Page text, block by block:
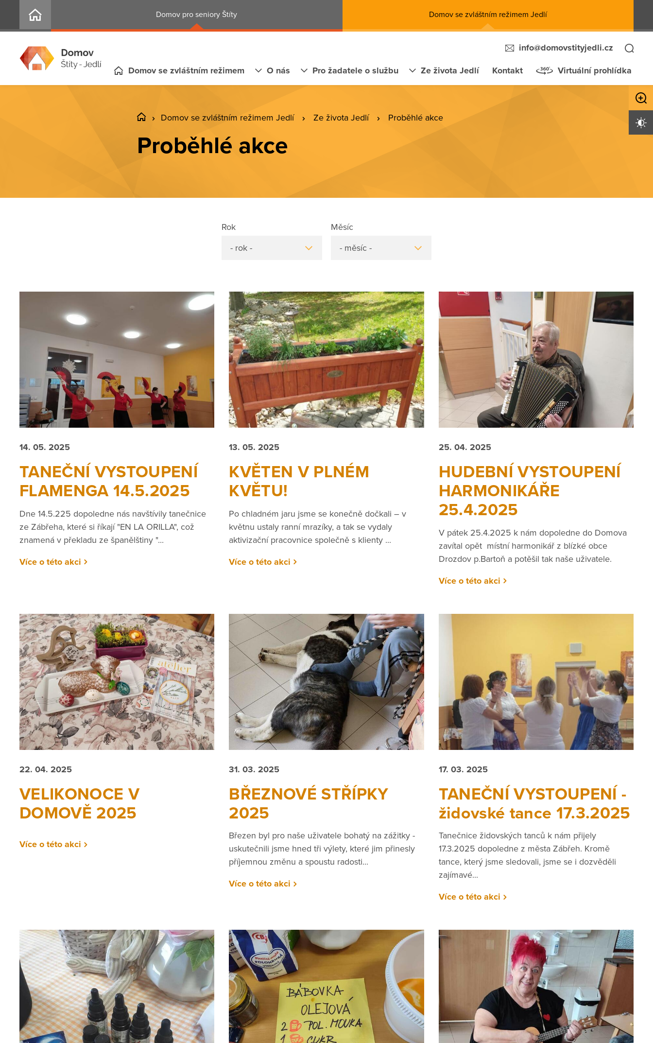
Domov pro seniory Štíty Domov se zvláštním režimem Jedlí
info@domovstityjedli.cz
Domov se zvláštním režimem O nás Pro žadatele o službu Ze života Jedlí Kontakt Virtuální prohlídka
Domov se zvláštním režimem Jedlí Ze života Jedlí Proběhlé akce
Proběhlé akce
Rok
- rok -
Měsíc
- měsíc -
14. 05. 2025
TANEČNÍ VYSTOUPENÍ
FLAMENGA 14.5.2025
Dne 14.5.225 dopoledne nás navštívily tanečnice
ze Zábřeha, které si říkají "EN LA ORILLA", což
znamená v překladu ze španělštiny "...
Více o této akci
13. 05. 2025
KVĚTEN V PLNÉM
KVĚTU!
Po chladném jaru jsme se konečně dočkali – v
květnu ustaly ranní mrazíky, a tak se vydaly
aktivizační pracovnice společně s klienty ...
Více o této akci
25. 04. 2025
HUDEBNÍ VYSTOUPENÍ
HARMONIKÁŘE
25.4.2025
V pátek 25.4.2025 k nám dopoledne do Domova
zavítal opět místní harmonikář z blízké obce
Drozdov p.Bartoň a potěšil tak naše uživatele.
Více o této akci
22. 04. 2025
VELIKONOCE V
DOMOVĚ 2025
Více o této akci
31. 03. 2025
BŘEZNOVÉ STŘÍPKY
2025
Březen byl pro naše uživatele bohatý na zážitky -
uskutečnili jsme hned tři výlety, které jim přinesly
příjemnou změnu a spoustu radosti...
Více o této akci
17. 03. 2025
TANEČNÍ VYSTOUPENÍ -
židovské tance 17.3.2025
Tanečnice židovských tanců k nám přijely
17.3.2025 dopoledne z města Zábřeh. Kromě
tance, který jsme sledovali, jsme se i dozvěděli
zajímavé...
Více o této akci